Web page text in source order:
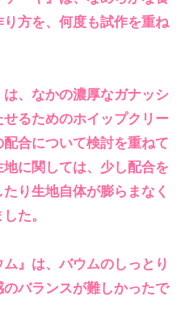
方を、何度も試作を重ね
は、なかの濃厚なガナッシ
るためのホイップクリー
合について検討を重ねて
に関しては、少し配合を
り生地自体が膨らまなく
た。
』は、バウムのしっとり
バランスが難しかったで